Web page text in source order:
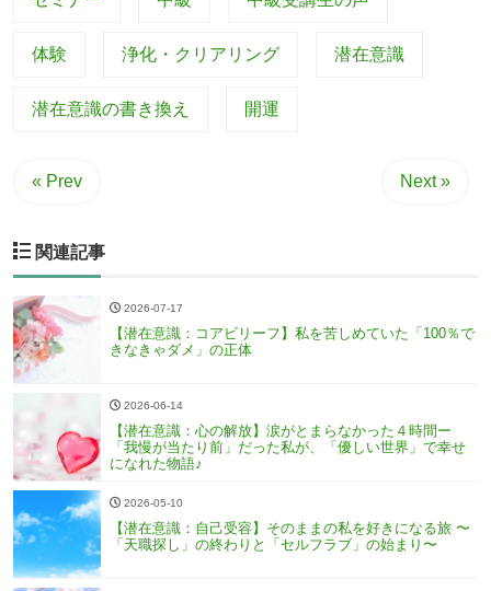
体験 浄化・クリアリング 潜在意識
潜在意識の書き換え 開運
« Prev Next »
関連記事
2026-07-17
【潜在意識：コアビリーフ】私を苦しめていた「100％で
きなきゃダメ」の正体
2026-06-14
【潜在意識：心の解放】涙がとまらなかった４時間ー
「我慢が当たり前」だった私が、「優しい世界」で幸せ
になれた物語♪
2026-05-10
【潜在意識：自己受容】そのままの私を好きになる旅 〜
「天職探し」の終わりと「セルフラブ」の始まり〜